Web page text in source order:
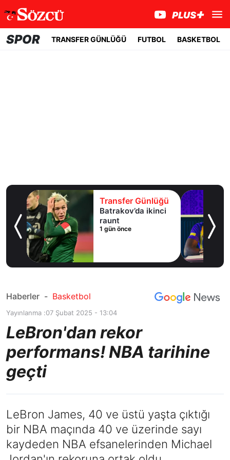
SPOR TRANSFER GÜNLÜĞÜ FUTBOL BASKETBOL
Transfer Günlüğü
Batrakov’da ikinci
raunt
1 gün önce
Haberler - Basketbol
Yayınlanma :07 Şubat 2025 - 13:04
LeBron'dan rekor
performans! NBA tarihine
geçti
LeBron James, 40 ve üstü yaşta çıktığı
bir NBA maçında 40 ve üzerinde sayı
kaydeden NBA efsanelerinden Michael